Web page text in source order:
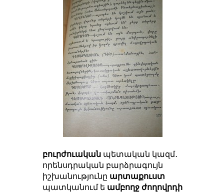
բուրժուականպետական կազմ․
որենսդրական բարձրագույն
իշխանությունը արտաքուստ
պատկանում ե ամբողջ ժողովրդի